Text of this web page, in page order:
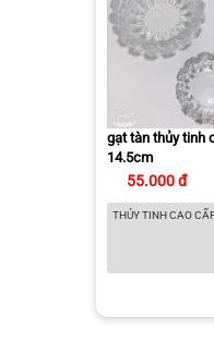
gạt tàn thủy tinh
14.5cm
55.000 đ
THỦY TINH CAO